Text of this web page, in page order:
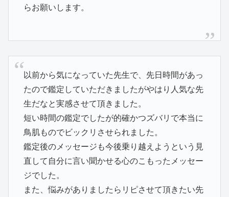
らお願いします。
以前から気になっていた先生で、先日時間があっ
たので鑑定していただきましたがやはり人気な先
生だなと実感させて頂きました。
短い時間の鑑定でしたが的確かつズバリで本当に
鳥肌ものでビックリさせられました。
鑑定後のメッセージも今後乗り越えようという見
直して自分に言い聞かせる心のこもったメッセー
ジでした。
また、悩みがありましたらリピさせて頂きたい先